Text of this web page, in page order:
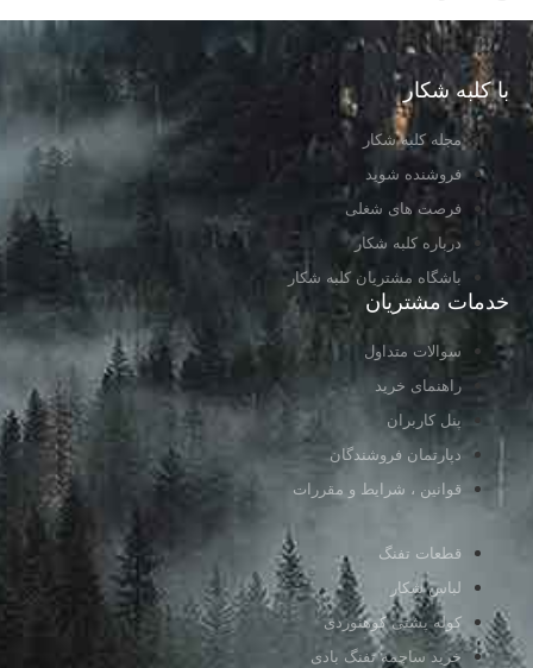
با کلبه شکار
مجله کلبه شکار
فروشنده شوید
فرصت های شغلی
درباره کلبه شکار
باشگاه مشتریان کلبه شکار
خدمات مشتریان
سوالات متداول
راهنمای خرید
پنل کاربران
دپارتمان فروشندگان
قوانین ، شرایط و مقررات
قطعات تفنگ
لباس شکار
کوله پشتی کوهنوردی
خرید ساچمه تفنگ بادی